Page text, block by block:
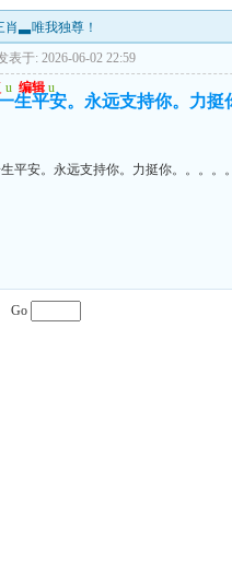
▃唯我独尊！
表于: 2026-06-02 22:59
u 编辑 u
生平安。永远支持你。力挺
平安。永远支持你。力挺你。。。。
Go